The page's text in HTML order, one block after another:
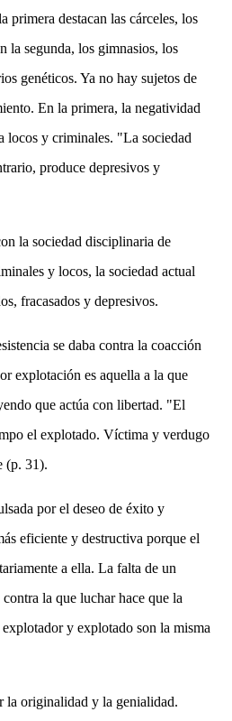
primera destacan las cárceles, los
la segunda, los gimnasios, los
genéticos. Ya no hay sujetos de
En la primera, la negatividad
locos y criminales. "La sociedad
produce depresivos y
la sociedad disciplinaria de
y locos, la sociedad actual
fracasados y depresivos.
se daba contra la coacción
explotación es aquella a la que
que actúa con libertad. "El
el explotado. Víctima y verdugo
(p. 31).
por el deseo de éxito y
eficiente y destructiva porque el
a ella. La falta de un
la que luchar hace que la
y explotado son la misma
la originalidad y la genialidad.